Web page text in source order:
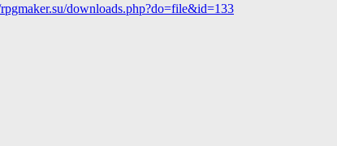
downloads.php?do=file&id=133